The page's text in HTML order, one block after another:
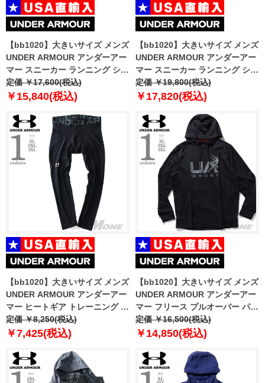
【bb1020】大きいサイズ メンズ
UNDER ARMOUR アンダーアー
マー スニーカー ランニング シュ
ーズ USA直輸入 3026520
定価 ￥17,600(税込)
￥15,840(税込)
【bb1020】大きいサイズ メンズ
UNDER ARMOUR アンダーアー
マー スニーカー ランニング シュ
ーズ USA直輸入 3026821
定価 ￥19,800(税込)
￥17,820(税込)
【bb1020】大きいサイズ メンズ
UNDER ARMOUR アンダーアー
マー ヒートギア トレーニング レ
ギンス USA直輸入 1361586-001
定価 ￥8,250(税込)
￥7,425(税込)
【bb1020】大きいサイズ メンズ
UNDER ARMOUR アンダーアー
マー フリース プルオーバー パー
カー Fleece Hunt Logo Hoodie
USA直輸入 1375114-001
定価 ￥16,500(税込)
￥14,850(税込)